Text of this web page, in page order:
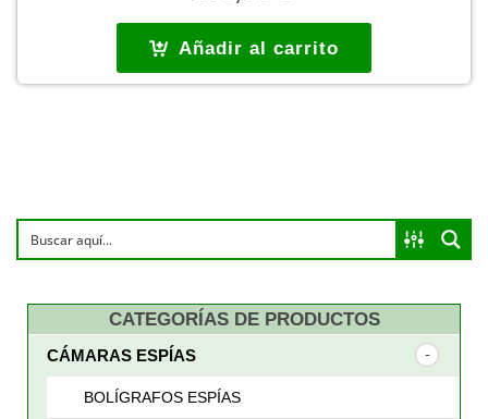
Añadir al carrito
CATEGORÍAS DE PRODUCTOS
CÁMARAS ESPÍAS
BOLÍGRAFOS ESPÍAS